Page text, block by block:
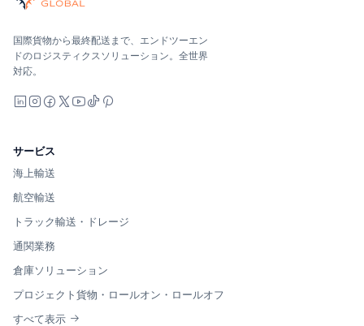
海洋、空、地上 — キャリア中立で比較し、オールインで見
Suaid Global はキャリア容量を販売しません。各レーンは海
国際貨物から最終配送まで、エンドツーエン
ドのロジスティクスソリューション。全世界
対応。
LinkedIn
Instagram
Facebook
X YouTube
TikTok
サービス
海上輸送
航空輸送
トラック輸送・ドレージ
通関業務
倉庫ソリューション
プロジェクト貨物・ロールオン・ロールオフ
すべて表示